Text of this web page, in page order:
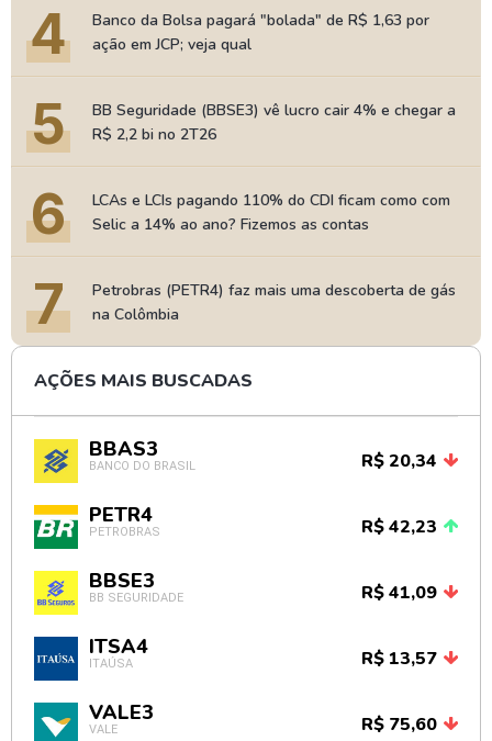
4
Banco da Bolsa pagará "bolada" de R$ 1,63 por
ação em JCP; veja qual
5
BB Seguridade (BBSE3) vê lucro cair 4% e chegar a
R$ 2,2 bi no 2T26
6
LCAs e LCIs pagando 110% do CDI ficam como com
Selic a 14% ao ano? Fizemos as contas
7
Petrobras (PETR4) faz mais uma descoberta de gás
na Colômbia
AÇÕES MAIS BUSCADAS
BBAS3
BANCO DO BRASIL R$ 20,34
PETR4
PETROBRAS R$ 42,23
BBSE3
BB SEGURIDADE R$ 41,09
ITSA4
ITAÚSA R$ 13,57
VALE3
VALE R$ 75,60